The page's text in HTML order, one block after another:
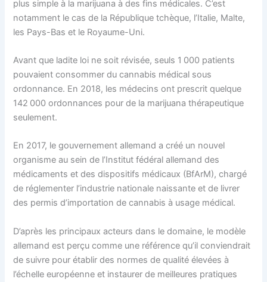
plus simple à la marijuana à des fins médicales. C’est
notamment le cas de la République tchèque, l’Italie, Malte,
les Pays-Bas et le Royaume-Uni.
Avant que ladite loi ne soit révisée, seuls 1 000 patients
pouvaient consommer du cannabis médical sous
ordonnance. En 2018, les médecins ont prescrit quelque
142 000 ordonnances pour de la marijuana thérapeutique
seulement.
En 2017, le gouvernement allemand a créé un nouvel
organisme au sein de l’Institut fédéral allemand des
médicaments et des dispositifs médicaux (BfArM), chargé
de réglementer l’industrie nationale naissante et de livrer
des permis d’importation de cannabis à usage médical.
D’après les principaux acteurs dans le domaine, le modèle
allemand est perçu comme une référence qu’il conviendrait
de suivre pour établir des normes de qualité élevées à
l’échelle européenne et instaurer de meilleures pratiques